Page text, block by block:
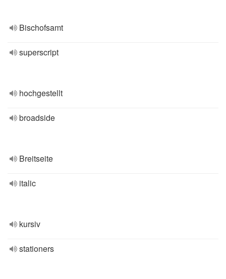
Bischofsamt
superscript
hochgestellt
broadside
Breitseite
italic
kursiv
stationers